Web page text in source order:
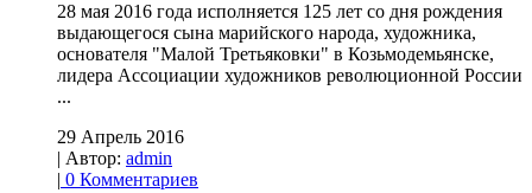
28 мая 2016 года исполняется 125 лет со дня рождения
выдающегося сына марийского народа, художника,
основателя "Малой Третьяковки" в Козьмодемьянске,
лидера Ассоциации художников революционной России
...
29 Апрель 2016
| Автор: admin
| 0 Комментариев